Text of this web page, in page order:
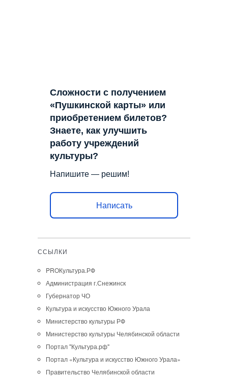
Сложности с получением
«Пушкинской карты» или
приобретением билетов?
Знаете, как улучшить
работу учреждений
культуры?
Напишите — решим!
Написать
ССЫЛКИ
PROКультура.РФ
Администрация г.Снежинск
Губернатор ЧО
Культура и искусство Южного Урала
Министерство культуры РФ
Министерство культуры Челябинской области
Портал "Культура.рф"
Портал «Культура и искусство Южного Урала»
Правительство Челябинской области